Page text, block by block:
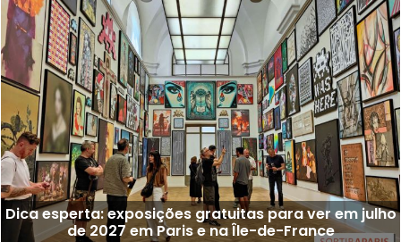
Dica esperta: exposições gratuitas para ver em julho
de 2027 em Paris e na Île-de-France